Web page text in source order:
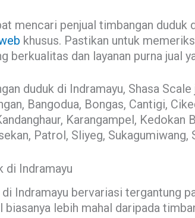
mencari penjual timbangan
khusus. Pastikan untuk
berkualitas dan layanan purna jual
duduk di Indramayu, Shasa
Bangodua, Bongas, Cantigi,
Karangampel, Kedokan
Patrol, Sliyeg,
di Indramayu
Indramayu bervariasi tergantung
lebih mahal daripada